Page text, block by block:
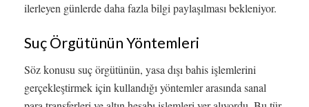
ilerleyen günlerde daha fazla bilgi paylaşılması bekleniyor.
Suç Örgütünün Yöntemleri
Söz konusu suç örgütünün, yasa dışı bahis işlemlerini
gerçekleştirmek için kullandığı yöntemler arasında sanal